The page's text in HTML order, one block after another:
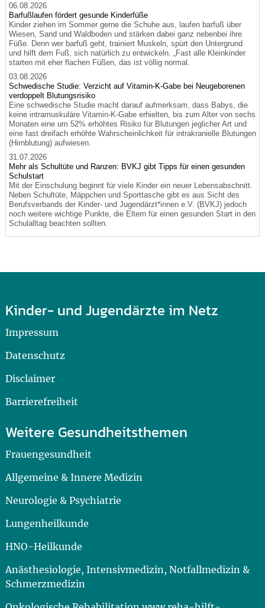
06.08.2026
Barfußlaufen fördert gesunde Kinderfüße
Kinder ziehen im Sommer gerne die Schuhe aus, laufen barfuß über
Wiesen, Sand und Waldboden und stärken dabei ganz nebenbei ihre
Füße. Denn wer barfuß geht, trainiert Muskeln, spürt den Untergrund
und hilft dem Fuß, sich natürlich zu entwickeln. „Fast alle Kleinkinder
starten mit eher flachen Füßen, das ist völlig normal.
03.08.2026
Schwedische Studie: Verzicht auf Vitamin-K-Gabe bei Neugeborenen
verdoppelt Blutungsrisiko
Eine schwedische Studie macht darauf aufmerksam, dass Babys, die
keine intramuskuläre Vitamin-K-Gabe erhielten, bis zum Alter von sechs
Monaten eine um 52% erhöhtes Risiko für Blutungen jeglicher Art und
eine fast dreifach erhöhte Wahrscheinlichkeit für intrakranielle Blutungen
(Hirnblutung) aufwiesen.
31.07.2026
Mehr als Schultüte und Ranzen: BVKJ gibt Tipps für einen gesunden
Schulstart
Mit der Einschulung beginnt für viele Kinder ein neuer Lebensabschnitt.
Neben Schultüte, Mäppchen und Sporttasche gibt es aus Sicht des
Berufsverbands der Kinder- und Jugendärzt*innen e.V. (BVKJ) jedoch
noch weitere wichtige Punkte, die Eltern für einen gesunden Start in den
Schulalltag beachten sollten.
Kinder- und Jugendärzte im Netz
Impressum
Datenschutz
Disclaimer
Barrierefreiheit
Weitere Gesundheitsthemen
Frauengesundheit
Allgemeine & Innere Medizin
Neurologie & Psychiatrie
Lungenheilkunde
HNO-Heilkunde
Anästhesiologie, Intensivmedizin, Notfallmedizin &
Schmerzmedizin